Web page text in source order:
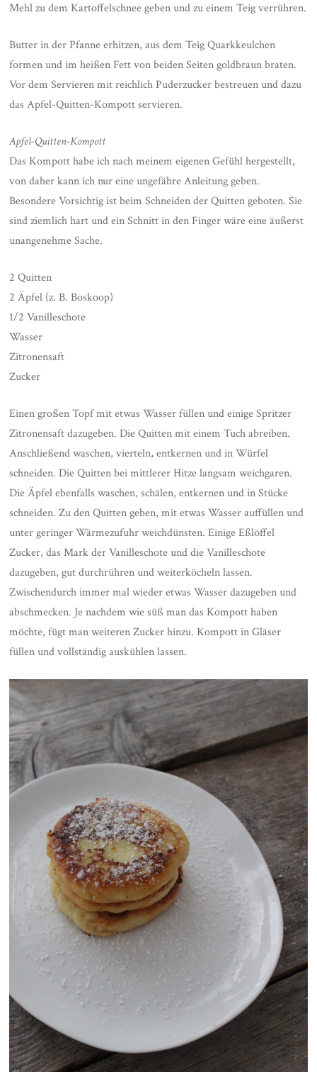
Mehl zu dem Kartoffelschnee geben und zu einem Teig verrühren.
Butter in der Pfanne erhitzen, aus dem Teig Quarkkeulchen
formen und im heißen Fett von beiden Seiten goldbraun braten.
Vor dem Servieren mit reichlich Puderzucker bestreuen und dazu
das Apfel-Quitten-Kompott servieren.
Apfel-Quitten-Kompott
Das Kompott habe ich nach meinem eigenen Gefühl hergestellt,
von daher kann ich nur eine ungefähre Anleitung geben.
Besondere Vorsichtig ist beim Schneiden der Quitten geboten. Sie
sind ziemlich hart und ein Schnitt in den Finger wäre eine äußerst
unangenehme Sache.
2 Quitten
2 Äpfel (z. B. Boskoop)
1/2 Vanilleschote
Wasser
Zitronensaft
Zucker
Einen großen Topf mit etwas Wasser füllen und einige Spritzer
Zitronensaft dazugeben. Die Quitten mit einem Tuch abreiben.
Anschließend waschen, vierteln, entkernen und in Würfel
schneiden. Die Quitten bei mittlerer Hitze langsam weichgaren.
Die Äpfel ebenfalls waschen, schälen, entkernen und in Stücke
schneiden. Zu den Quitten geben, mit etwas Wasser auffüllen und
unter geringer Wärmezufuhr weichdünsten. Einige Eßlöffel
Zucker, das Mark der Vanilleschote und die Vanilleschote
dazugeben, gut durchrühren und weiterköcheln lassen.
Zwischendurch immer mal wieder etwas Wasser dazugeben und
abschmecken. Je nachdem wie süß man das Kompott haben
möchte, fügt man weiteren Zucker hinzu. Kompott in Gläser
füllen und vollständig auskühlen lassen.